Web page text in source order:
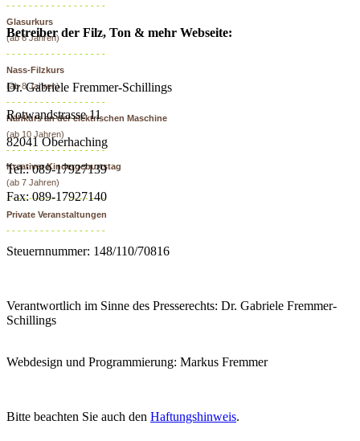
- - - - - - - - - - - - - - - - - -
Glasurkurs
(ab 6 Jahren)
- - - - - - - - - - - - - - - - - -
Nass-Filzkurs
(ab 8 Jahren)
- - - - - - - - - - - - - - - - - -
Nähkurs an der elektrischen Maschine
(ab 10 Jahren)
- - - - - - - - - - - - - - - - - -
Kreativer Kindergeburtstag
(ab 7 Jahren)
- - - - - - - - - - - - - - - - - -
Private Veranstaltungen
- - - - - - - - - - - - - - - - - -
Betreiber der Filz, Ton & mehr Webseite:
Dr. Gabriele Fremmer-Schillings
Rotwandstrasse 11
82041 Oberhaching
Tel.: 089-17927139
Fax: 089-17927140
Steuernnummer: 148/110/70816
Verantwortlich im Sinne des Presserechts: Dr. Gabriele Fremmer-
Schillings
Webdesign und Programmierung: Markus Fremmer
Bitte beachten Sie auch den Haftungshinweis.